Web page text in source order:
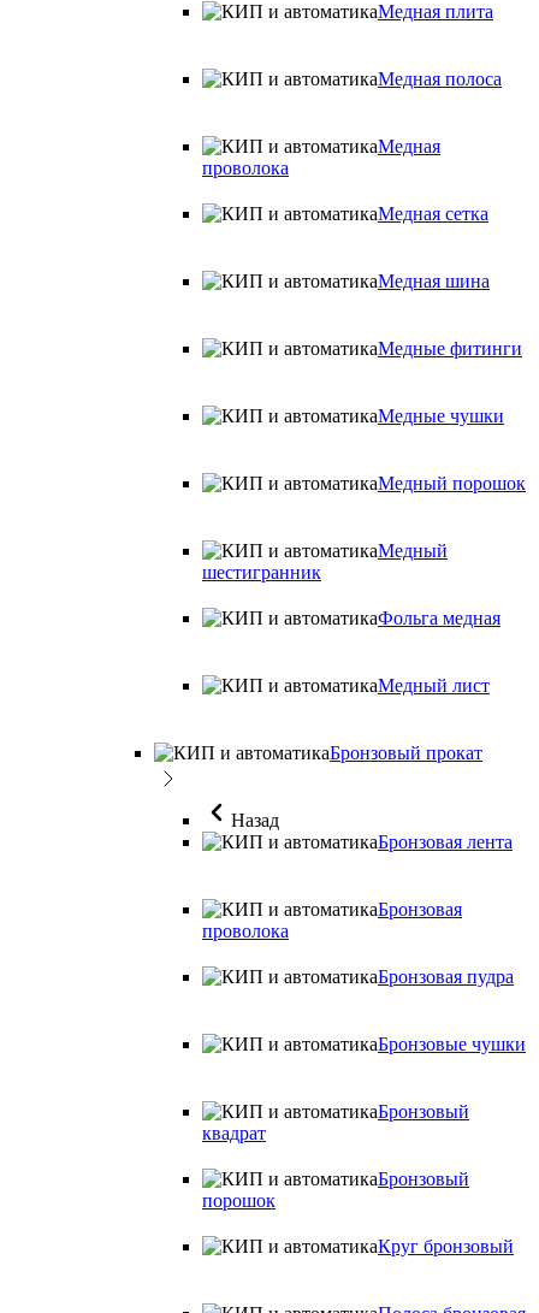
Медная плита
Медная полоса
Медная
проволока
Медная сетка
Медная шина
Медные фитинги
Медные чушки
Медный порошок
Медный
шестигранник
Фольга медная
Медный лист
Бронзовый прокат
Назад
Бронзовая лента
Бронзовая
проволока
Бронзовая пудра
Бронзовые чушки
Бронзовый
квадрат
Бронзовый
порошок
Круг бронзовый